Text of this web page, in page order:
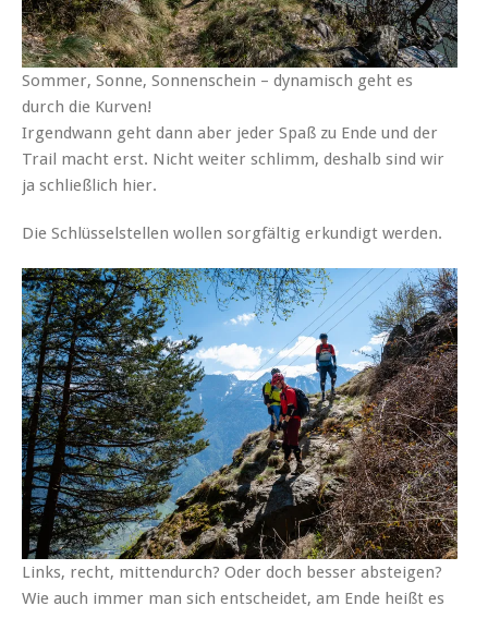
Sommer, Sonne, Sonnenschein – dynamisch geht es
durch die Kurven!
Irgendwann geht dann aber jeder Spaß zu Ende und der
Trail macht erst. Nicht weiter schlimm, deshalb sind wir
ja schließlich hier.
Die Schlüsselstellen wollen sorgfältig erkundigt werden.
Links, recht, mittendurch? Oder doch besser absteigen?
Wie auch immer man sich entscheidet, am Ende heißt es